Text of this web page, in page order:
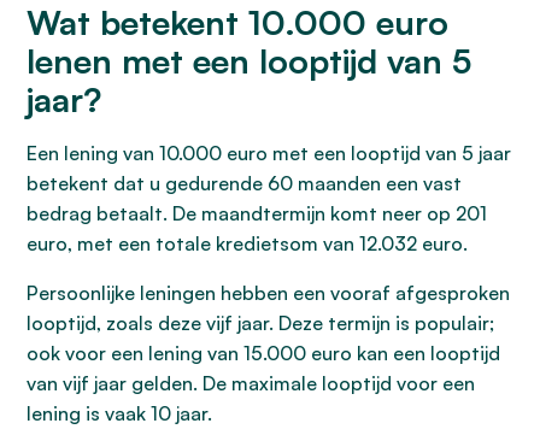
Wat betekent 10.000 euro
lenen met een looptijd van 5
jaar?
Een lening van 10.000 euro met een looptijd van 5 jaar
betekent dat u gedurende 60 maanden een vast
bedrag betaalt. De maandtermijn komt neer op 201
euro, met een totale kredietsom van 12.032 euro.
Persoonlijke leningen hebben een vooraf afgesproken
looptijd, zoals deze vijf jaar. Deze termijn is populair;
ook voor een lening van 15.000 euro kan een looptijd
van vijf jaar gelden. De maximale looptijd voor een
lening is vaak 10 jaar.